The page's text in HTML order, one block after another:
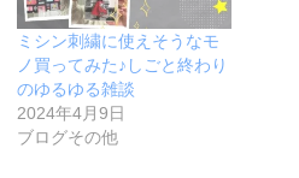
ミシン刺繍に使えそうなモ
ノ買ってみた♪しごと終わり
のゆるゆる雑談
2024年4月9日
ブログその他